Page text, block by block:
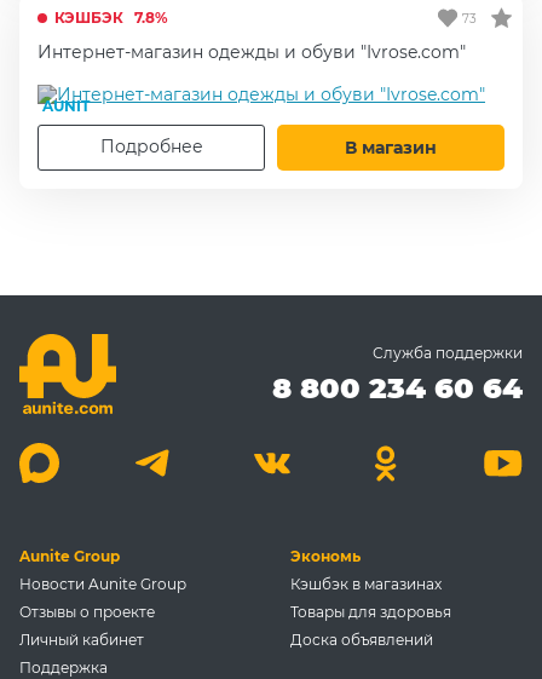
КЭШБЭК 7.8% 73
Интернет-магазин одежды и обуви "Ivrose.com"
AUNIT
Подробнее В магазин
Служба поддержки
8 800 234 60 64
Aunite Group
Новости Aunite Group
Отзывы о проекте
Личный кабинет
Поддержка
Экономь
Кэшбэк в магазинах
Товары для здоровья
Доска объявлений